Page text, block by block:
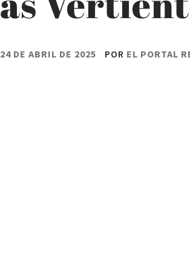
24 DE ABRIL DE 2025 POR EL PORTAL